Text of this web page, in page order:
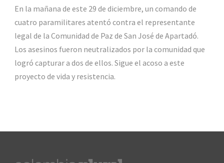
En la mañana de este 29 de diciembre, un comando de
cuatro paramilitares atentó contra el representante
legal de la Comunidad de Paz de San José de Apartadó.
Los asesinos fueron neutralizados por la comunidad que
logró capturar a dos de ellos. Sigue el acoso a este
proyecto de vida y resistencia.